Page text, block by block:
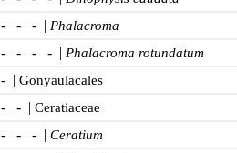
- - - | Phalacroma
- - - - | Phalacroma rotundatum
- | Gonyaulacales
- - | Ceratiaceae
- - - | Ceratium